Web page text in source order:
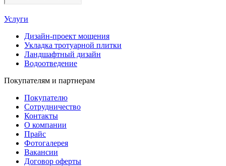
Услуги
Дизайн-проект мощения
Укладка тротуарной плитки
Ландшафтный дизайн
Водоотведение
Покупателям и партнерам
Покупателю
Сотрудничество
Контакты
О компании
Прайс
Фотогалерея
Вакансии
Договор оферты